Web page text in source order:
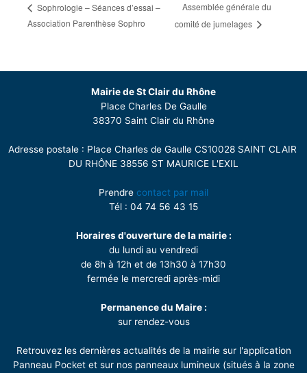
Sophrologie – Séances d’essai –
Association Parenthèse Sophro
Assemblée générale du
comité de jumelages
Mairie de St Clair du Rhône
Place Charles De Gaulle
38370 Saint Clair du Rhône
Adresse postale : Place Charles de Gaulle CS10028 SAINT CLAIR
DU RHÔNE 38556 ST MAURICE L'EXIL
Prendre contact par mail
Tél : 04 74 56 43 15
Horaires d'ouverture de la mairie :
du lundi au vendredi
de 8h à 12h et de 13h30 à 17h30
fermée le mercredi après-midi
Permanence du Maire :
sur rendez-vous
Retrouvez les dernières actualités de la mairie sur l'application
Panneau Pocket et sur nos panneaux lumineux (situés à la zone